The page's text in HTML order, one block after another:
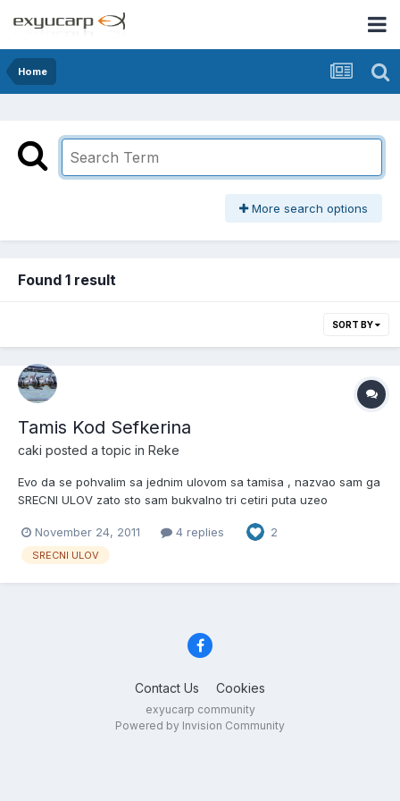
Home
More search options
Found 1 result
SORT BY
Tamis Kod Sefkerina
caki posted a topic in Reke
Evo da se pohvalim sa jednim ulovom sa tamisa , nazvao sam ga
SRECNI ULOV zato sto sam bukvalno tri cetiri puta uzeo
sreci nije bilo kraja drugari tu pecaju godinama i poznaju
maltene svaki kamen , panj , rupu i oni su me ucili sta i...
November 24, 2011 4 replies 2
SRECNI ULOV
Contact Us Cookies
exyucarp community
Powered by Invision Community